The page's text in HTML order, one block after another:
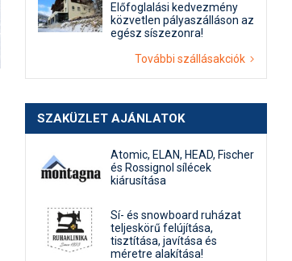
Előfoglalási kedvezmény
közvetlen pályaszálláson az
egész síszezonra!
További szállásakciók
SZAKÜZLET AJÁNLATOK
Atomic, ELAN, HEAD, Fischer
és Rossignol sílécek
kiárusítása
Sí- és snowboard ruházat
teljeskörű felújítása,
tisztítása, javítása és
méretre alakítása!